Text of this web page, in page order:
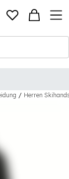
/ Herren